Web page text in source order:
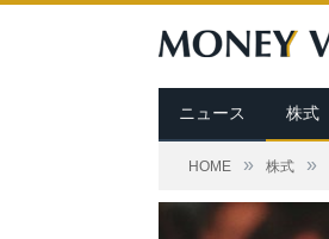
ニュース 株式
HOME » 株式 »